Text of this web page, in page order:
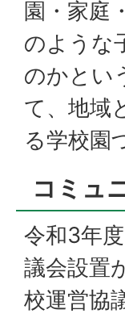
園・家庭
のような
のかとい
て、地域
る学校園
コミュ
令和3年
議会設置
校運営協